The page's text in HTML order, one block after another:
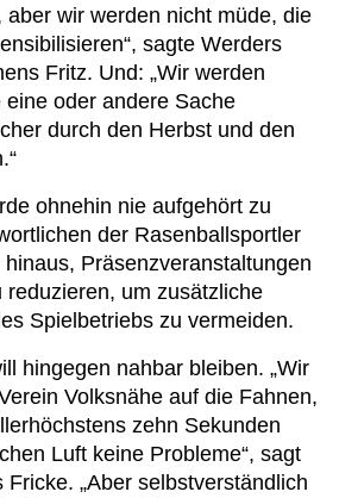
aber wir werden nicht müde, die
sagte Werders
Fritz. Und: „Wir werden
oder andere Sache
durch den Herbst und den
ohnehin nie aufgehört zu
der Rasenballsportler
Präsenzveranstaltungen
reduzieren, um zusätzliche
Spielbetriebs zu vermeiden.
hingegen nahbar bleiben. „Wir
Volksnähe auf die Fahnen,
zehn Sekunden
Luft keine Probleme“, sagt
„Aber selbstverständlich